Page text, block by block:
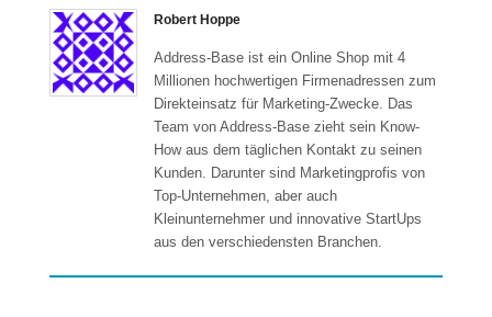
Robert Hoppe
Address-Base ist ein Online Shop mit 4
Millionen hochwertigen Firmenadressen zum
Direkteinsatz für Marketing-Zwecke. Das
Team von Address-Base zieht sein Know-
How aus dem täglichen Kontakt zu seinen
Kunden. Darunter sind Marketingprofis von
Top-Unternehmen, aber auch
Kleinunternehmer und innovative StartUps
aus den verschiedensten Branchen.